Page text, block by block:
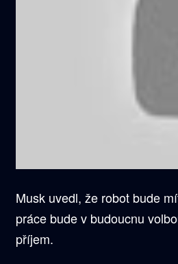
Musk uvedl, že robot bude
práce bude v budoucnu
příjem.